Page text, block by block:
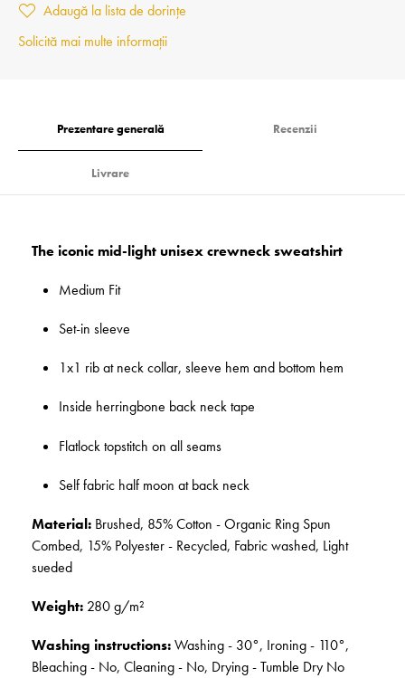
Adaugă la lista de dorințe
Solicită mai multe informații
Prezentare generală Recenzii
Livrare
The iconic mid-light unisex crewneck sweatshirt
Medium Fit
Set-in sleeve
1x1 rib at neck collar, sleeve hem and bottom hem
Inside herringbone back neck tape
Flatlock topstitch on all seams
Self fabric half moon at back neck
Material: Brushed, 85% Cotton - Organic Ring Spun
Combed, 15% Polyester - Recycled, Fabric washed, Light
sueded
Weight: 280 g/m²
Washing instructions:Washing - 30°, Ironing - 110°,
Bleaching - No, Cleaning - No, Drying - Tumble Dry No